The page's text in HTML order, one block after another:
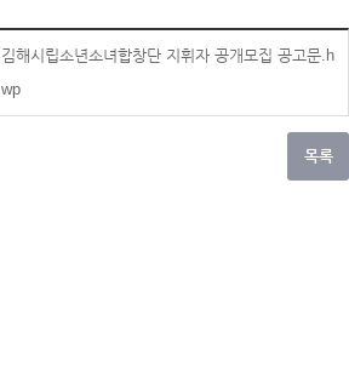
김해시립소년소녀합창단 지휘자 공개모집 공고문.h
wp